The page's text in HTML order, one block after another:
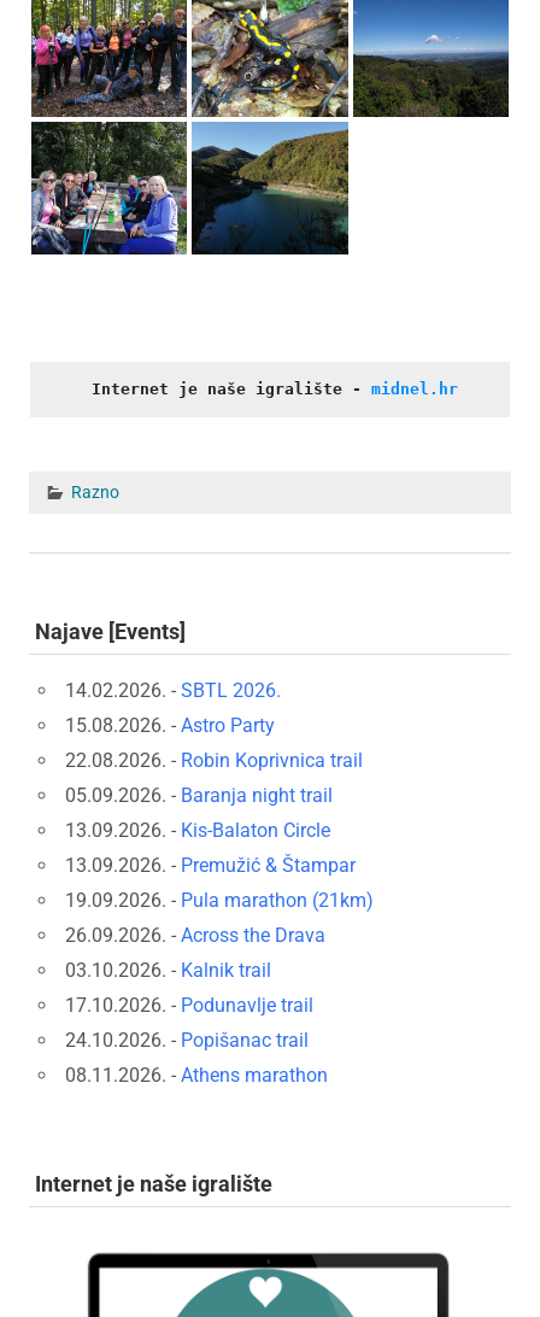
Internet je naše igralište - midnel.hr
Razno
Najave [Events]
14.02.2026. - SBTL 2026.
15.08.2026. - Astro Party
22.08.2026. - Robin Koprivnica trail
05.09.2026. - Baranja night trail
13.09.2026. - Kis-Balaton Circle
13.09.2026. - Premužić & Štampar
19.09.2026. - Pula marathon (21km)
26.09.2026. - Across the Drava
03.10.2026. - Kalnik trail
17.10.2026. - Podunavlje trail
24.10.2026. - Popišanac trail
08.11.2026. - Athens marathon
Internet je naše igralište